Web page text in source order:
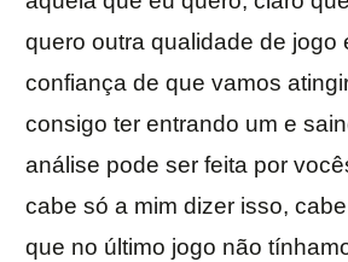
quero outra qualidade de jogo
confiança de que vamos
consigo ter entrando um e
análise pode ser feita por
cabe só a mim dizer isso,
que no último jogo não